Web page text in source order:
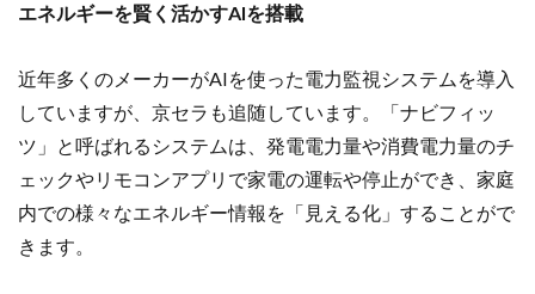
エネルギーを賢く活かすAIを搭載
近年多くのメーカーがAIを使った電力監視システムを導入
していますが、京セラも追随しています。「ナビフィッ
ツ」と呼ばれるシステムは、発電電力量や消費電力量のチ
ェックやリモコンアプリで家電の運転や停止ができ、 家庭
内での様々なエネルギー情報を「見える化」することがで
きます。